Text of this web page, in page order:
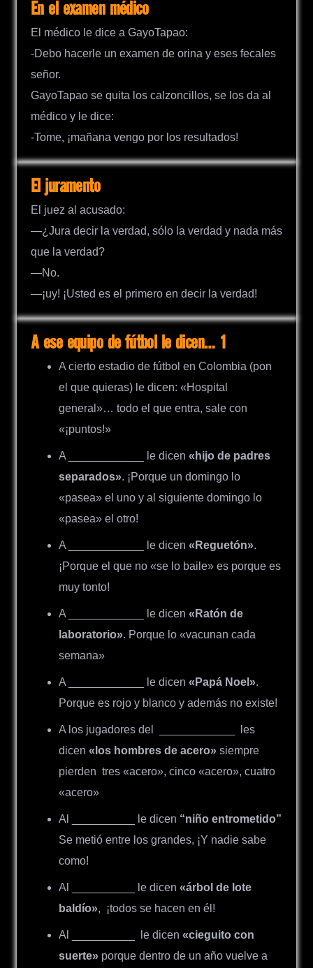
En el examen médico
El médico le dice a GayoTapao:
-Debo hacerle un examen de orina y eses fecales
señor.
GayoTapao se quita los calzoncillos, se los da al
médico y le dice:
-Tome, ¡mañana vengo por los resultados!
El juramento
El juez al acusado:
—¿Jura decir la verdad, sólo la verdad y nada más
que la verdad?
—No.
—¡uy! ¡Usted es el primero en decir la verdad!
A ese equipo de fútbol le dicen… 1
A cierto estadio de fútbol en Colombia (pon
el que quieras) le dicen: «Hospital
general»… todo el que entra, sale con
«¡puntos!»
A ____________ le dicen «hijo de padres
separados». ¡Porque un domingo lo
«pasea» el uno y al siguiente domingo lo
«pasea» el otro!
A ____________ le dicen «Reguetón».
¡Porque el que no «se lo baile» es porque es
muy tonto!
A ____________ le dicen «Ratón de
laboratorio». Porque lo «vacunan cada
semana»
A ____________ le dicen «Papá Noel».
Porque es rojo y blanco y además no existe!
A los jugadores del ____________ les
dicen «los hombres de acero» siempre
pierden tres «acero», cinco «acero», cuatro
«acero»
Al __________ le dicen “niño entrometido”
Se metió entre los grandes, ¡Y nadie sabe
como!
Al __________ le dicen «árbol de lote
baldío», ¡todos se hacen en él!
Al __________ le dicen «cieguito con
suerte» porque dentro de un año vuelve a